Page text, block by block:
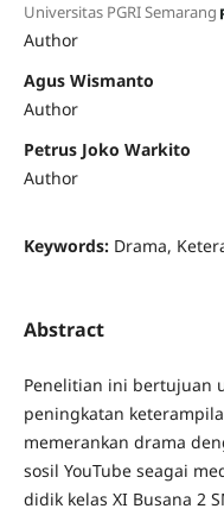
Universitas PGRI Semarang
Author
Agus Wismanto
Author
Petrus Joko Warkito
Author
Keywords: Drama,
Abstract
Penelitian ini bertujuan
peningkatan
memerankan drama
sosil YouTube seagai
didik kelas XI Busana 2